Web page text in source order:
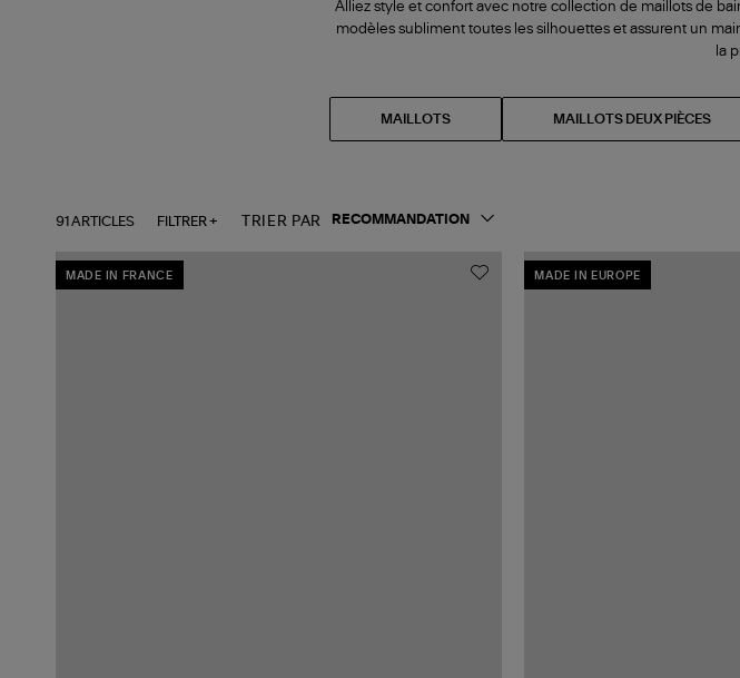
Alliez style et confort avec notre collection de maillots de
modèles subliment toutes les silhouettes et assurent un
la
MAILLOTS MAILLOTS DEUX PIÈCES
91 ARTICLES FILTRER + TRIER PAR
MADE IN FRANCE MADE IN EUROPE